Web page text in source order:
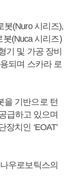
봇(Nuro 시리즈),
봇(Nuca 시리즈)
기 및 가공 장비
되며 스카라 로
을 기반으로 턴
급하고 있으며
치인 ‘EOAT’
우로보틱스의